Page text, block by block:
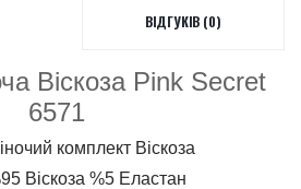
ВІДГУКІВ (0)
Віскоза Pink Secret
6571
комплект Віскоза
Віскоза %5 Еластан